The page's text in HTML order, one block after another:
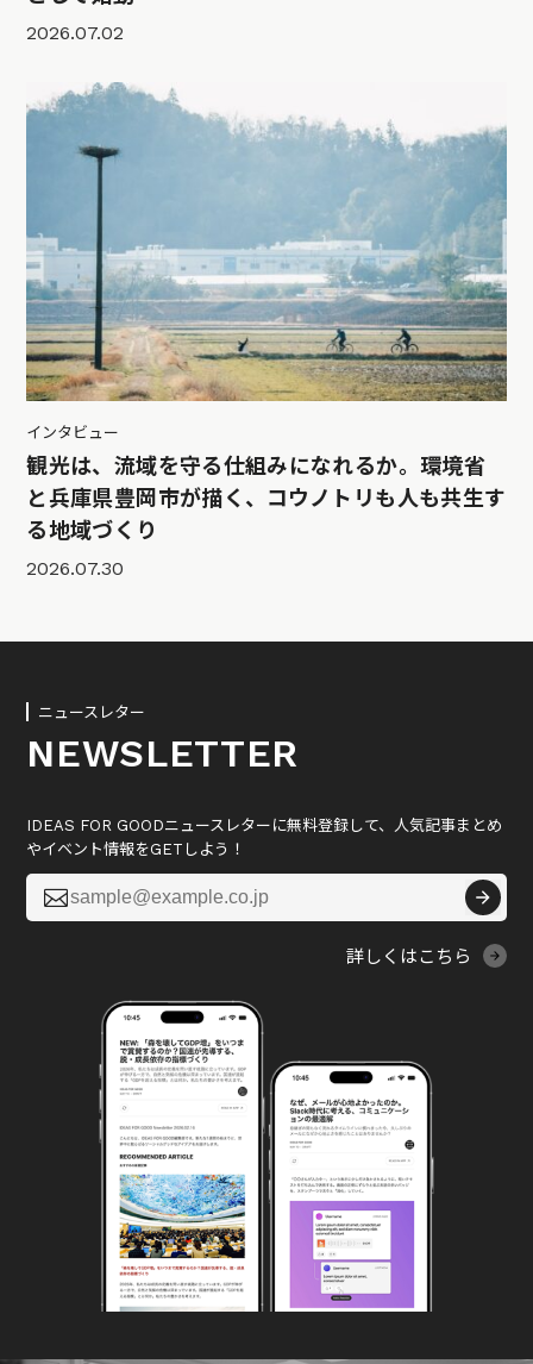
2026.07.02
インタビュー
観光は、流域を守る仕組みになれるか。環境省
と兵庫県豊岡市が描く、コウノトリも人も共生す
る地域づくり
2026.07.30
ニュースレター
NEWSLETTER
IDEAS FOR GOODニュースレターに無料登録して、人気記事まとめ
やイベント情報をGETしよう！

詳しくはこちら